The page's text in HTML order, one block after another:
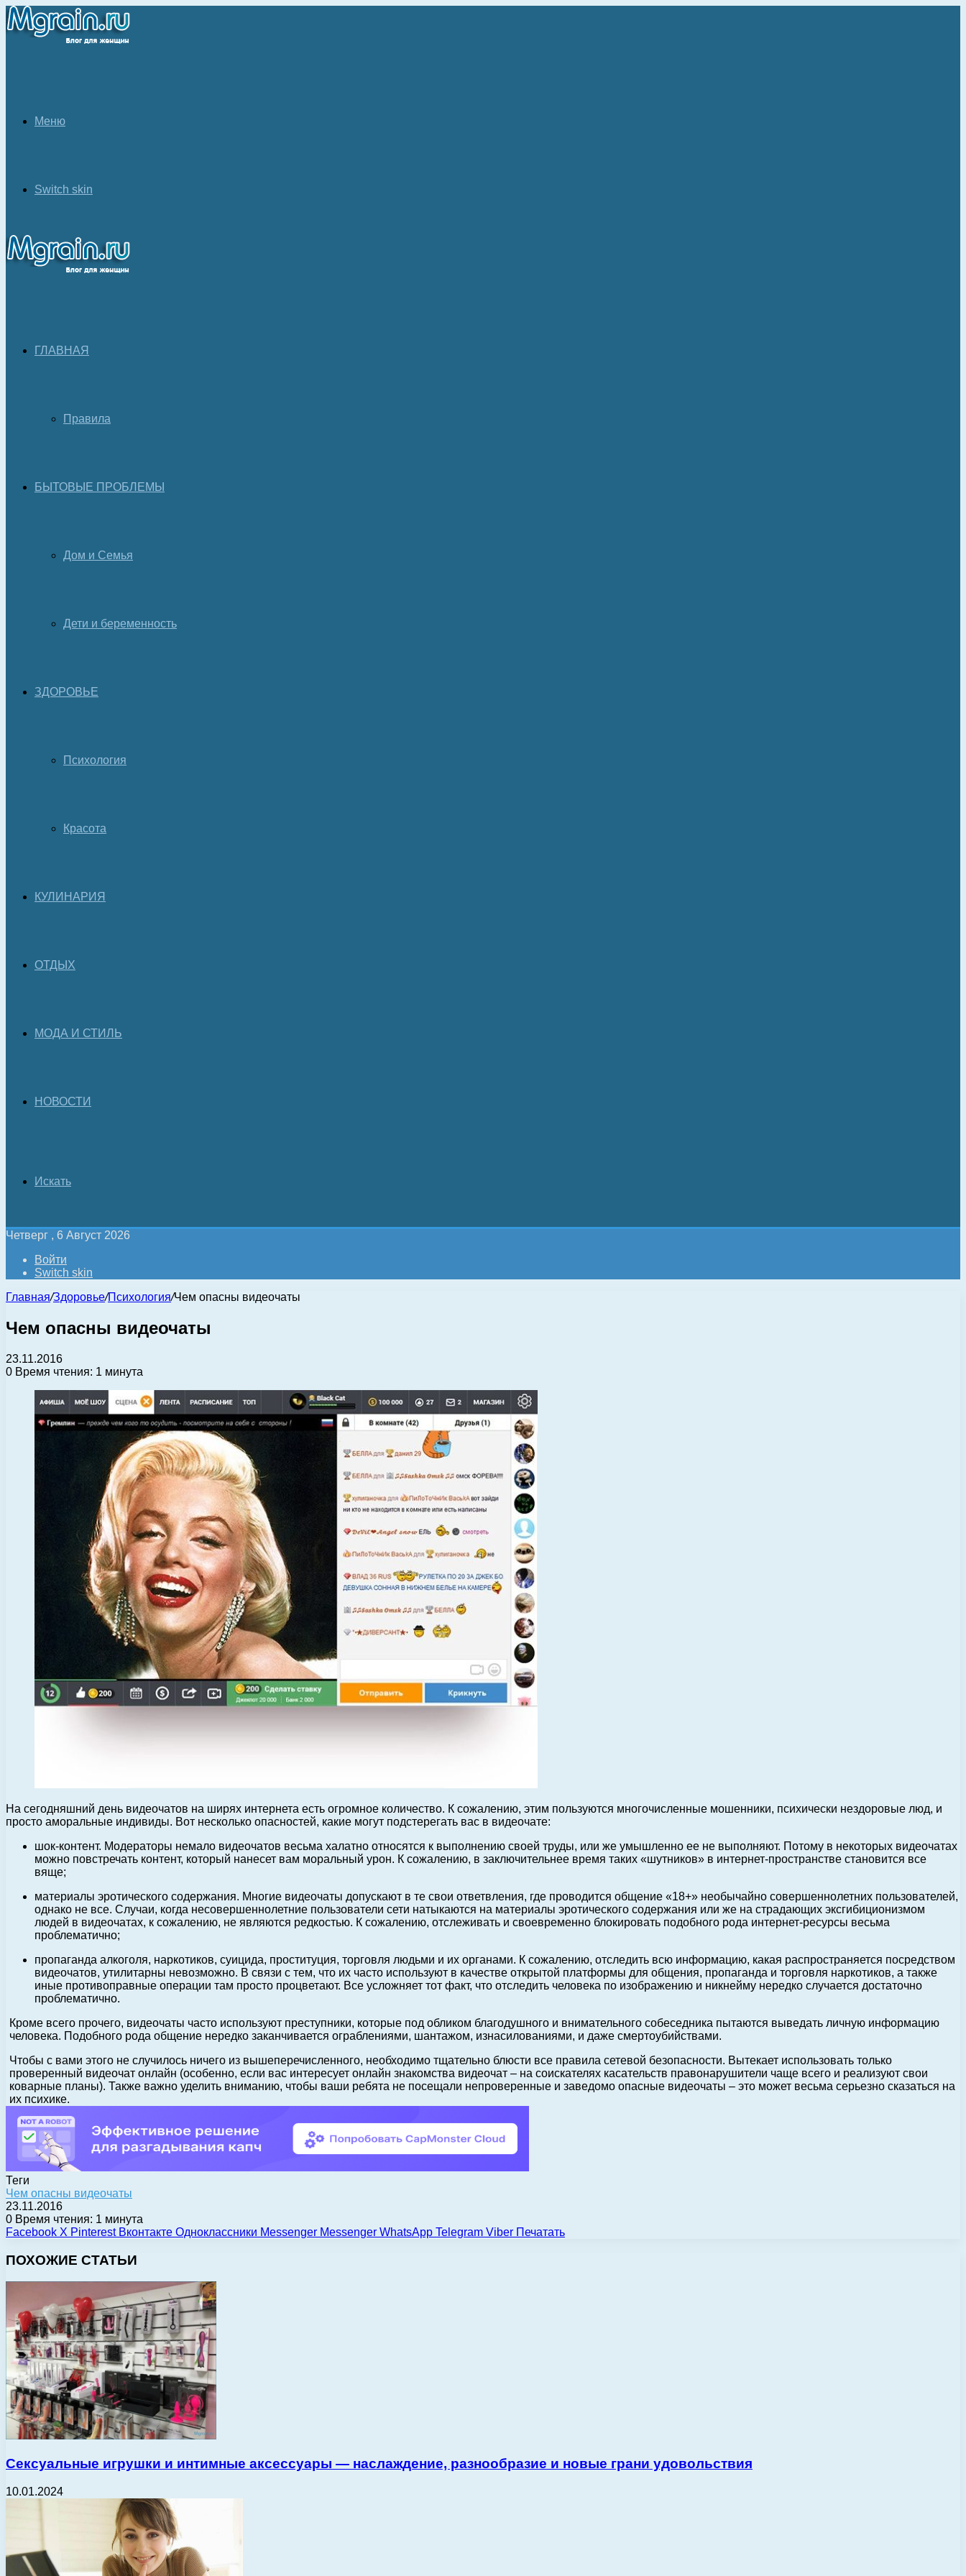
Меню
Switch skin
ГЛАВНАЯ
Правила
БЫТОВЫЕ ПРОБЛЕМЫ
Дом и Семья
Дети и беременность
ЗДОРОВЬЕ
Психология
Красота
КУЛИНАРИЯ
ОТДЫХ
МОДА И СТИЛЬ
НОВОСТИ
Искать
Четверг , 6 Август 2026
Войти
Switch skin
Главная/Здоровье/Психология/Чем опасны видеочаты
Чем опасны видеочаты
23.11.2016
0 Время чтения: 1 минута
На сегодняшний день видеочатов на ширях интернета есть огромное количество. К сожалению, этим пользуются многочисленные мошенники, психически нездоровые люд, и
просто аморальные индивиды. Вот несколько опасностей, какие могут подстерегать вас в видеочате:
шок-контент. Модераторы немало видеочатов весьма халатно относятся к выполнению своей труды, или же умышленно ее не выполняют. Потому в некоторых видеочатах
можно повстречать контент, который нанесет вам моральный урон. К сожалению, в заключительнее время таких «шутников» в интернет-пространстве становится все
вяще;
материалы эротического содержания. Многие видеочаты допускают в те свои ответвления, где проводится общение «18+» необычайно совершеннолетних пользователей,
однако не все. Случаи, когда несовершеннолетние пользователи сети натыкаются на материалы эротического содержания или же на страдающих эксгибиционизмом
людей в видеочатах, к сожалению, не являются редкостью. К сожалению, отслеживать и своевременно блокировать подобного рода интернет-ресурсы весьма
проблематично;
пропаганда алкоголя, наркотиков, суицида, проституция, торговля людьми и их органами. К сожалению, отследить всю информацию, какая распространяется посредством
видеочатов, утилитарны невозможно. В связи с тем, что их часто используют в качестве открытой платформы для общения, пропаганда и торговля наркотиков, а также
иные противоправные операции там просто процветают. Все усложняет тот факт, что отследить человека по изображению и никнейму нередко случается достаточно
проблематично.
Кроме всего прочего, видеочаты часто используют преступники, которые под обликом благодушного и внимательного собеседника пытаются выведать личную информацию
человека. Подобного рода общение нередко заканчивается ограблениями, шантажом, изнасилованиями, и даже смертоубийствами.
Чтобы с вами этого не случилось ничего из вышеперечисленного, необходимо тщательно блюсти все правила сетевой безопасности. Вытекает использовать только
проверенный видеочат онлайн (особенно, если вас интересует онлайн знакомства видеочат – на соискателях касательств правонарушители чаще всего и реализуют свои
коварные планы). Также важно уделить вниманию, чтобы ваши ребята не посещали непроверенные и заведомо опасные видеочаты – это может весьма серьезно сказаться на
их психике.
Теги
Чем опасны видеочаты
23.11.2016
0 Время чтения: 1 минута
Facebook X Pinterest Вконтакте Одноклассники Messenger Messenger WhatsApp Telegram Viber Печатать
ПОХОЖИЕ СТАТЬИ
Сексуальные игрушки и интимные аксессуары — наслаждение, разнообразие и новые грани удовольствия
10.01.2024